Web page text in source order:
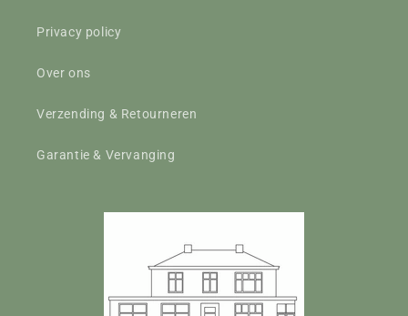
Privacy policy
Over ons
Verzending & Retourneren
Garantie & Vervanging